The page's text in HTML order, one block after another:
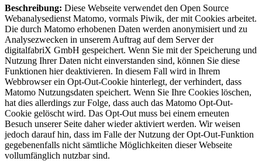
Beschreibung: Diese Webseite verwendet den Open Source
Webanalysedienst Matomo, vormals Piwik, der mit Cookies arbeitet.
Die durch Matomo erhobenen Daten werden anonymisiert und zu
Analysezwecken in unserem Auftrag auf dem Server der
digitalfabriX GmbH gespeichert. Wenn Sie mit der Speicherung und
Nutzung Ihrer Daten nicht einverstanden sind, können Sie diese
Funktionen hier deaktivieren. In diesem Fall wird in Ihrem
Webbrowser ein Opt-Out-Cookie hinterlegt, der verhindert, dass
Matomo Nutzungsdaten speichert. Wenn Sie Ihre Cookies löschen,
hat dies allerdings zur Folge, dass auch das Matomo Opt-Out-
Cookie gelöscht wird. Das Opt-Out muss bei einem erneuten
Besuch unserer Seite daher wieder aktiviert werden. Wir weisen
jedoch darauf hin, dass im Falle der Nutzung der Opt-Out-Funktion
gegebenenfalls nicht sämtliche Möglichkeiten dieser Webseite
vollumfänglich nutzbar sind.